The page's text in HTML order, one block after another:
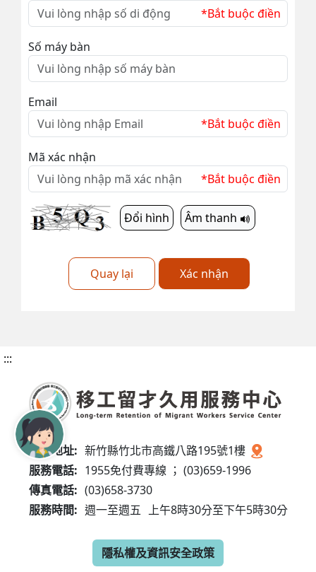
*Bắt buộc điền
Số máy bàn
Email
*Bắt buộc điền
Mã xác nhận
*Bắt buộc điền
Đổi hình Âm thanh
Quay lại Xác nhận
:::
服務地址: 新竹縣竹北市高鐵八路195號1樓
服務電話: 1955免付費專線 ； (03)659-1996
傳真電話: (03)658-3730
服務時間: 週一至週五 上午8時30分至下午5時30分
隱私權及資訊安全政策